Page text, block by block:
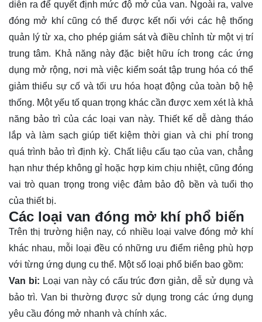
diễn ra để quyết định mức độ mở của van. Ngoài ra, valve
đóng mở khí cũng có thể được kết nối với các hệ thống
quản lý từ xa, cho phép giám sát và điều chỉnh từ một vị trí
trung tâm. Khả năng này đặc biệt hữu ích trong các ứng
dụng mở rộng, nơi mà việc kiểm soát tập trung hóa có thể
giảm thiểu sự cố và tối ưu hóa hoạt động của toàn bộ hệ
thống. Một yếu tố quan trọng khác cần được xem xét là khả
năng bảo trì của các loại van này. Thiết kế dễ dàng tháo
lắp và làm sạch giúp tiết kiệm thời gian và chi phí trong
quá trình bảo trì định kỳ. Chất liệu cấu tạo của van, chẳng
hạn như thép không gỉ hoặc hợp kim chịu nhiệt, cũng đóng
vai trò quan trọng trong việc đảm bảo độ bền và tuổi thọ
của thiết bị.
Các loại van đóng mở khí phổ biến
Trên thị trường hiện nay, có nhiều loại valve đóng mở khí
khác nhau, mỗi loại đều có những ưu điểm riêng phù hợp
với từng ứng dụng cụ thể. Một số loại phổ biến bao gồm:
Van bi: Loại van này có cấu trúc đơn giản, dễ sử dụng và
bảo trì. Van bi thường được sử dụng trong các ứng dụng
yêu cầu đóng mở nhanh và chính xác.